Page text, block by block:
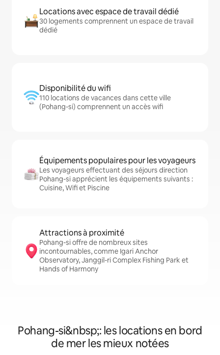
Locations avec espace de travail dédié
30 logements comprennent un espace de travail
dédié
Disponibilité du wifi
110 locations de vacances dans cette ville
(Pohang-si) comprennent un accès wifi
Équipements populaires pour les voyageurs
Les voyageurs effectuant des séjours direction
Pohang-si apprécient les équipements suivants :
Cuisine, Wifi et Piscine
Attractions à proximité
Pohang-si offre de nombreux sites
incontournables, comme Igari Anchor
Observatory, Janggil-ri Complex Fishing Park et
Hands of Harmony
Pohang-si&nbsp;: les locations en bord
de mer les mieux notées